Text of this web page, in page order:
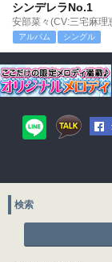
シンデレラNo.1
アルバム シングル
検索